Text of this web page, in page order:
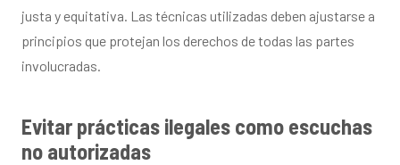
justa y equitativa. Las técnicas utilizadas deben ajustarse a
principios que protejan los derechos de todas las partes
involucradas.
Evitar prácticas ilegales como escuchas
no autorizadas